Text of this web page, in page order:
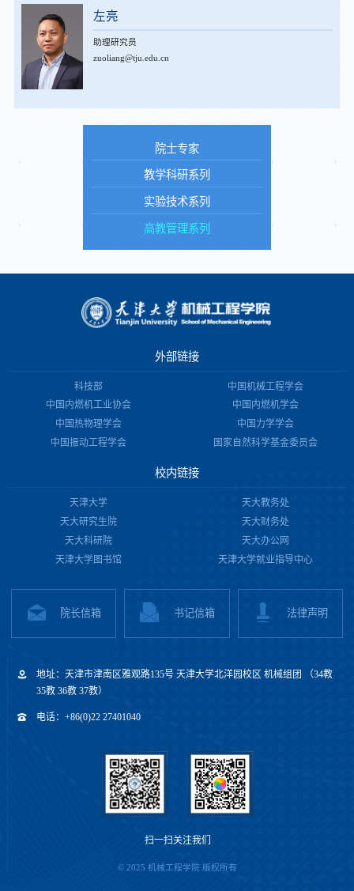
左亮
助理研究员
zuoliang@tju.edu.cn
院士专家
教学科研系列
实验技术系列
高教管理系列
外部链接
科技部
中国机械工程学会
中国内燃机工业协会
中国内燃机学会
中国热物理学会
中国力学学会
中国振动工程学会
国家自然科学基金委员会
校内链接
天津大学
天大教务处
天大研究生院
天大财务处
天大科研院
天大办公网
天津大学图书馆
天津大学就业指导中心
院长信箱 书记信箱 法律声明
地址：天津市津南区雅观路135号 天津大学北洋园校区 机械组团 （34教
35教 36教 37教）
电话：+86(0)22 27401040
扫一扫关注我们
© 2025 机械工程学院 版权所有